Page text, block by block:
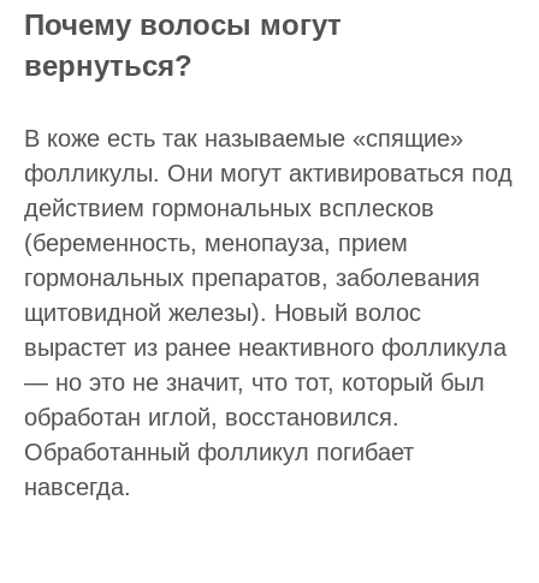
Почему волосы могут
вернуться?
В коже есть так называемые «спящие»
фолликулы. Они могут активироваться под
действием гормональных всплесков
(беременность, менопауза, прием
гормональных препаратов, заболевания
щитовидной железы). Новый волос
вырастет из ранее неактивного фолликула
— но это не значит, что тот, который был
обработан иглой, восстановился.
Обработанный фолликул погибает
навсегда.